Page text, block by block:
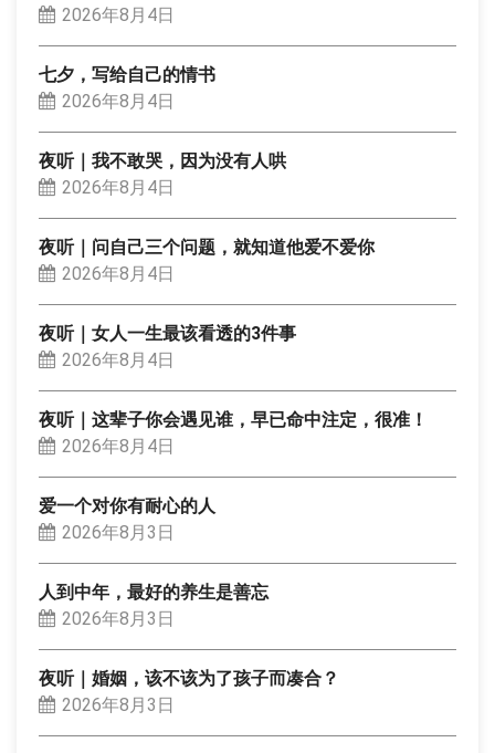
2026年8月4日
七夕，写给自己的情书
2026年8月4日
夜听｜我不敢哭，因为没有人哄
2026年8月4日
夜听｜问自己三个问题，就知道他爱不爱你
2026年8月4日
夜听｜女人一生最该看透的3件事
2026年8月4日
夜听｜这辈子你会遇见谁，早已命中注定，很准！
2026年8月4日
爱一个对你有耐心的人
2026年8月3日
人到中年，最好的养生是善忘
2026年8月3日
夜听｜婚姻，该不该为了孩子而凑合？
2026年8月3日